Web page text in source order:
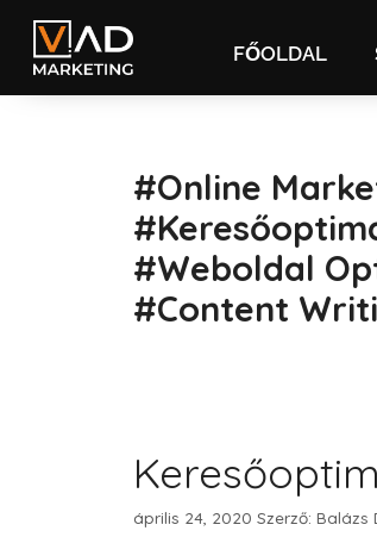
FŐOLDAL
#online
#weboldal
#content
április 24, 2020 Szerző: Balázs